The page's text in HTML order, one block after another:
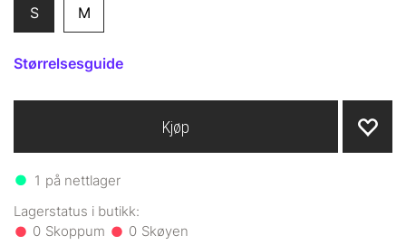
S M
Størrelsesguide
1 på nettlager
0 0
Kjøp